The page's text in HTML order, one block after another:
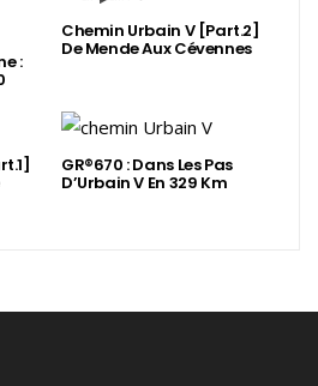
:
Chemin Urbain V [Part.2]
De Mende Aux Cévennes
GR®670 : Dans Les Pas
D’Urbain V En 329 Km